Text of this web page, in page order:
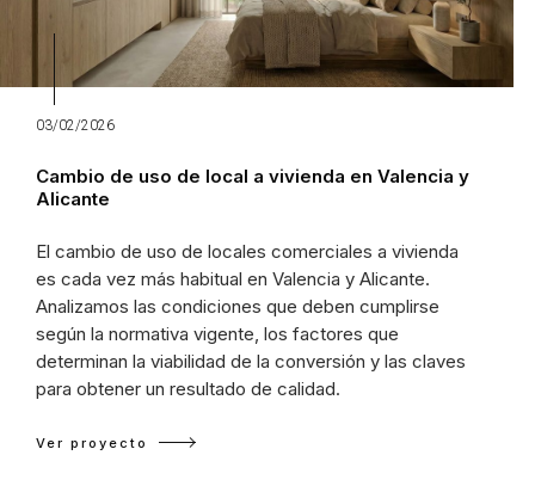
03/02/2026
Cambio de uso de local a vivienda en Valencia y
Alicante
El cambio de uso de locales comerciales a vivienda
es cada vez más habitual en Valencia y Alicante.
Analizamos las condiciones que deben cumplirse
según la normativa vigente, los factores que
determinan la viabilidad de la conversión y las claves
para obtener un resultado de calidad.
Ver proyecto